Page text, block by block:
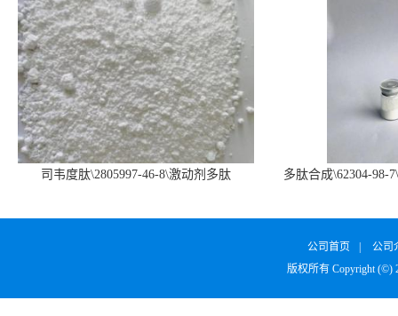
司韦度肽\2805997-46-8\激动剂多肽
多肽合成\62304-98-
公司首页
公司
版权所有 Copyright (©)